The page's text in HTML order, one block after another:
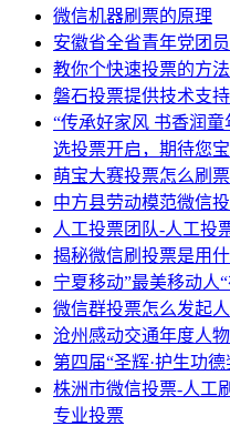
微信机器刷票的原理
安徽省全省青年党团
教你个快速投票的方
磐石投票提供技术支
“传承好家风 书香润
选投票开启，期待您
萌宝大赛投票怎么刷
中方县劳动模范微信
人工投票团队-人工投
揭秘微信刷投票是用
宁夏移动”最美移动人
微信群投票怎么发起
沧州感动交通年度人
第四届“圣辉·护生功
株洲市微信投票-人工
专业投票